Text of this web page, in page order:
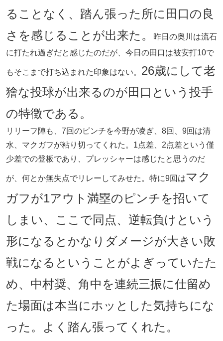
ることなく、踏ん張った所に田口の良
さを感じることが出来た。
昨日の奥川は流石
に打たれ過ぎだと感じたのだが、今日の田口は被安打10で
もそこまで打ち込まれた印象はない。 26歳にして老
獪な投球が出来るのが田口という投手
の特徴である。
リリーフ陣も、7回のピンチを今野が凌ぎ、8回、9回は清
水、マクガフが粘り切ってくれた。1点差、2点差という僅
少差での登板であり、プレッシャーは感じたと思うのだ
が、何とか無失点でリレーしてみせた。特に9回はマク
ガフが1アウト満塁のピンチを招いて
しまい、ここで同点、逆転負けという
形になるとかなりダメージが大きい敗
戦になるということがよぎっていたた
め、中村奨、角中を連続三振に仕留め
た場面は本当にホッとした気持ちにな
った。よく踏ん張ってくれた。